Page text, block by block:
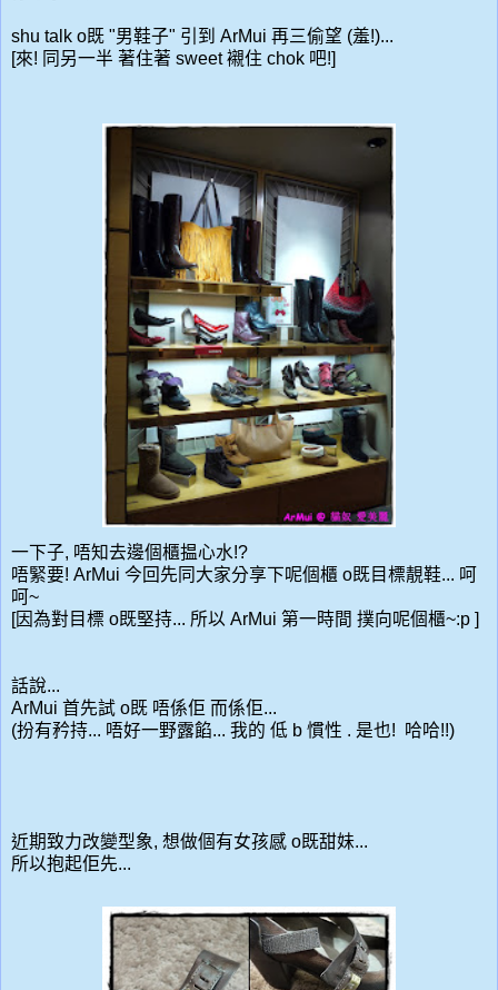
shu talk o既 "男鞋子" 引到 ArMui 再三偷望 (羞!)...
[來! 同另一半 著住著 sweet 襯住 chok 吧!]
一下子, 唔知去邊個櫃揾心水!?
唔緊要! ArMui 今回先同大家分享下呢個櫃 o既目標靚鞋... 呵
呵~
[因為對目標 o既堅持... 所以 ArMui 第一時間 撲向呢個櫃~:p ]
話說...
ArMui 首先試 o既 唔係佢 而係佢...
(扮有矜持... 唔好一野露餡... 我的 低 b 慣性 . 是也! 哈哈!!)
近期致力改變型象, 想做個有女孩感 o既甜妹...
所以抱起佢先...